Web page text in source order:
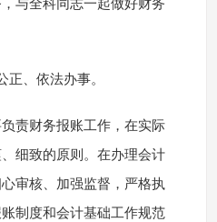
与全科同志一起做好财务
正、依法办事。
责财务报账工作，在实际
细致的原则。在办理会计
审核、加强监督，严格执
制度和会计基础工作规范